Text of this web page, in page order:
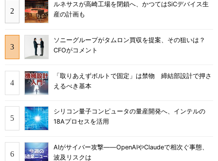
ルネサスが高崎工場を閉鎖へ、かつてはSiCデバイス生
産の計画も
ソニーグループがタムロン買収を提案、その狙いは？
CFOがコメント
「取りあえずボルトで固定」は禁物 締結部設計で押さ
えるべき基本
シリコン量子コンピュータの量産開発へ、インテルの
18Aプロセスを活用
AIがサイバー攻撃――OpenAIやClaudeで相次ぐ事態、
波及リスクは